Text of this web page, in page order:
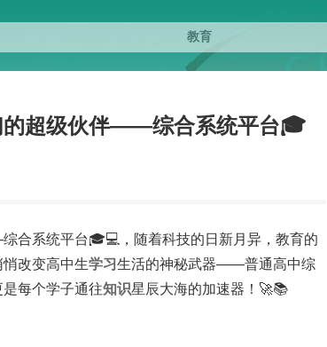
的超级伙伴——综合系统平台🎓
合系统平台🎓💻，随着科技的日新月异，教育的
改变高中生学习生活的神秘武器——普通高中综
每个学子通往知识星辰大海的加速器！🚀📚